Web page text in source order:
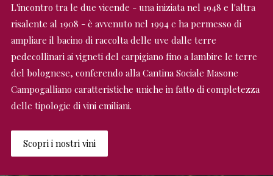
L'incontro tra le due vicende - una iniziata nel 1948 e l'altra
risalente al 1908 - è avvenuto nel 1994 e ha permesso di
ampliare il bacino di raccolta delle uve dalle terre
pedecollinari ai vigneti del carpigiano fino a lambire le terre
del bolognese, conferendo alla Cantina Sociale Masone
Campogalliano caratteristiche uniche in fatto di completezza
delle tipologie di vini emiliani.
Scopri i nostri vini